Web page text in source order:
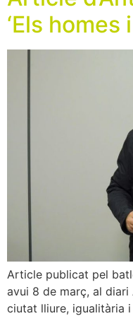
‘Els homes
Article publicat pel
avui 8 de març, al diari
ciutat lliure, igualitària